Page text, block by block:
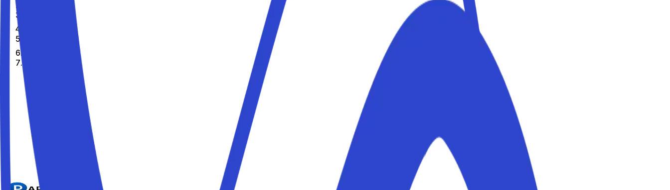
Les meilleurs parkings de Gerbido
Parkito in Corso Gaetano Salvemini 63A
Parkito in Corso Gaetano Salvemini 63B
Détails